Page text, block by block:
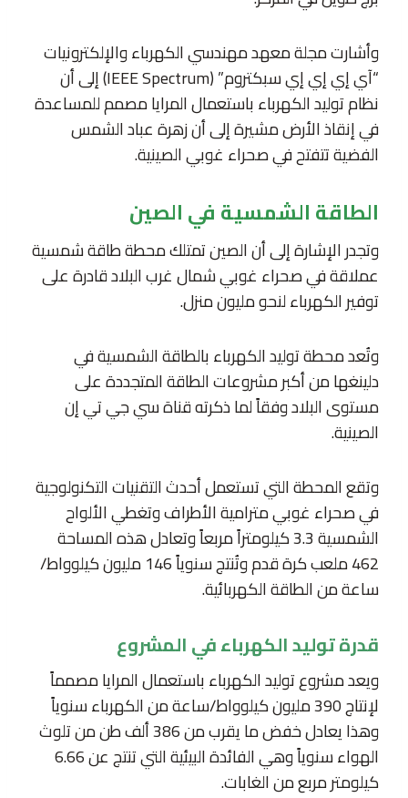
وأشارت مجلة معهد مهندسي الكهرباء والإلكترونيات
“آي إي إي إي سبكتروم” (IEEE Spectrum) إلى أن
نظام توليد الكهرباء باستعمال المرايا مصمم للمساعدة
في إنقاذ الأرض مشيرة إلى أن زهرة عباد الشمس
الفضية تتفتح في صحراء غوبي الصينية.
الطاقة الشمسية في الصين
وتجدر الإشارة إلى أن الصين تمتلك محطة طاقة شمسية
عملاقة في صحراء غوبي شمال غرب البلاد قادرة على
توفير الكهرباء لنحو مليون منزل.
وتُعد محطة توليد الكهرباء بالطاقة الشمسية في
دلينغها من أكبر مشروعات الطاقة المتجددة على
مستوى البلاد وفقاً لما ذكرته قناة سي جي تي إن
الصينية.
وتقع المحطة التي تستعمل أحدث التقنيات التكنولوجية
في صحراء غوبي مترامية الأطراف وتغطي الألواح
الشمسية 3.3 كيلومتراً مربعاً وتعادل هذه المساحة
462 ملعب كرة قدم وتُنتج سنوياً 146 مليون كيلوواط/
ساعة من الطاقة الكهربائية.
قدرة توليد الكهرباء في المشروع
ويعد مشروع توليد الكهرباء باستعمال المرايا مصمماً
لإنتاج 390 مليون كيلوواط/ساعة من الكهرباء سنوياً
وهذا يعادل خفض ما يقرب من 386 ألف طن من تلوث
الهواء سنوياً وهي الفائدة البيئية التي تنتج عن 6.66
كيلومتر مربع من الغابات.